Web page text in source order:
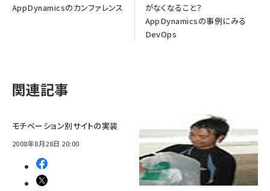
AppDynamicsのカンファレンス
がなくなること？
AppDynamicsの事例にみる
DevOps
関連記事
モチベーション別サイトの実装
2008年8月28日 20:00